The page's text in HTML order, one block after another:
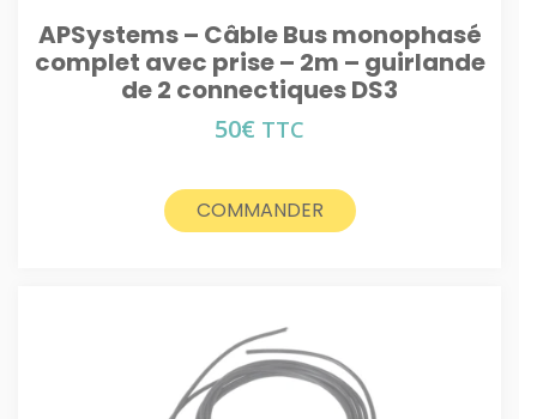
APSystems – Câble Bus monophasé
complet avec prise – 2m – guirlande
de 2 connectiques DS3
50€ TTC
COMMANDER